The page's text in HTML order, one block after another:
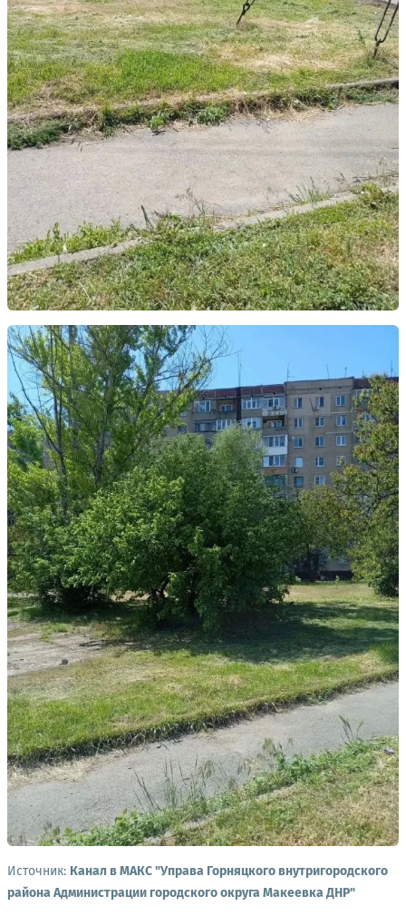
Источник: Канал в МАКС "Управа Горняцкого внутригородского
района Администрации городского округа Макеевка ДНР"